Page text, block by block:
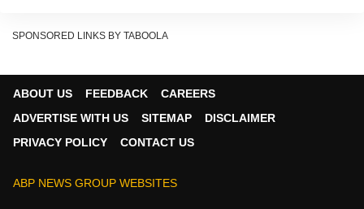
SPONSORED LINKS BY TABOOLA
ABOUT US FEEDBACK
CAREERS
ADVERTISE WITH US
SITEMAP
DISCLAIMER
PRIVACY POLICY
CONTACT US
ABP NEWS GROUP WEBSITES